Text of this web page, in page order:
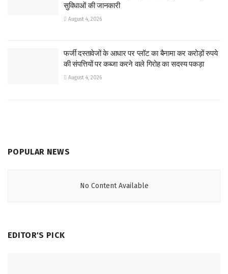
सुविधाओं की जानकारी
August 4, 2026
फर्जी दस्तावेजों के आधार पर प्लॉट का बैनामा कर करोड़ों रुपये
की संपत्तियों पर कब्जा करने वाले गिरोह का सदस्य पकड़ा
August 4, 2026
POPULAR NEWS
No Content Available
EDITOR'S PICK